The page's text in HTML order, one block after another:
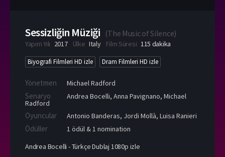
Sessizliğin Müziği (The Music of Silence)
Yapım Yılı 2017 Ülke Italy Film Süresi 115 dakika
Biyografi Filmleri HD izle Dram Filmleri HD izle
Yönetmen Michael Radford
Senaryo Andrea Bocelli, Anna Pavignano, Michael
Radford
Oyuncular Antonio Banderas, Jordi Mollà, Luisa Ranieri
Ödüller
1 ödül & 1 nomination
Andrea Bocelli - Türkçe Dublaj 1080p izle